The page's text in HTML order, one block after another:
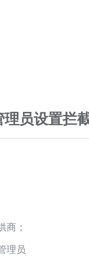
员设置拦
商；
理员